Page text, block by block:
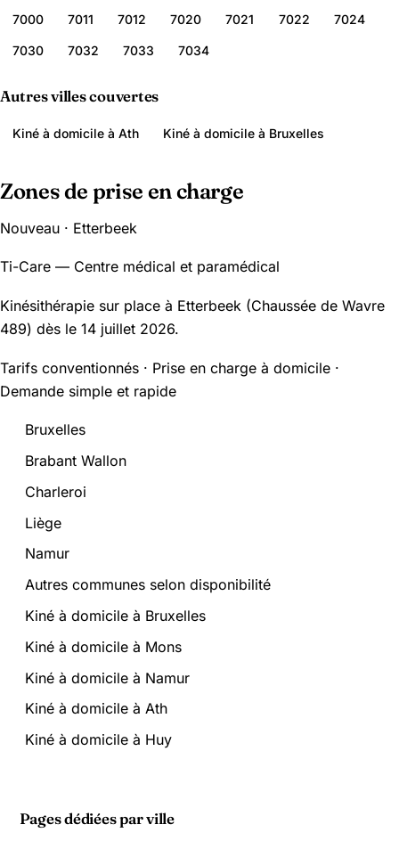
7000 7011 7012 7020 7021 7022 7024
7030 7032 7033 7034
Autres villes couvertes
Kiné à domicile à Ath Kiné à domicile à Bruxelles
Zones de prise en charge
Nouveau · Etterbeek
Ti-Care — Centre médical et paramédical
Kinésithérapie sur place à Etterbeek (Chaussée de Wavre
489) dès le 14 juillet 2026.
Tarifs conventionnés · Prise en charge à domicile ·
Demande simple et rapide
Bruxelles
Brabant Wallon
Charleroi
Liège
Namur
Autres communes selon disponibilité
Kiné à domicile à Bruxelles
Kiné à domicile à Mons
Kiné à domicile à Namur
Kiné à domicile à Ath
Kiné à domicile à Huy
Pages dédiées par ville